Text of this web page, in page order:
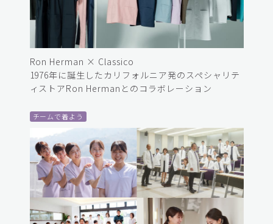
Ron Herman × Classico
1976年に誕生したカリフォルニア発のスペシャリテ
ィストアRon Hermanとのコラボレーション
チームで着よう